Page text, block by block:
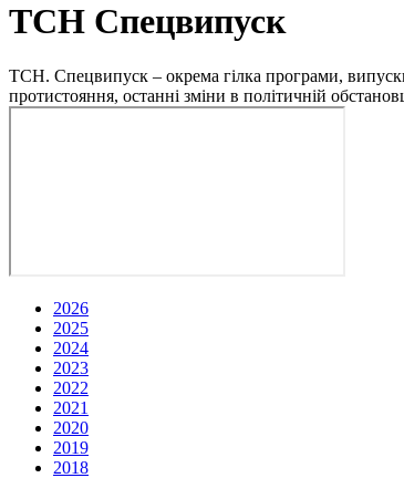
ТСН Спецвипуск
ТСН. Спецвипуск – окрема гілка програми,
протистояння, останні зміни в політичній
2026
2025
2024
2023
2022
2021
2020
2019
2018